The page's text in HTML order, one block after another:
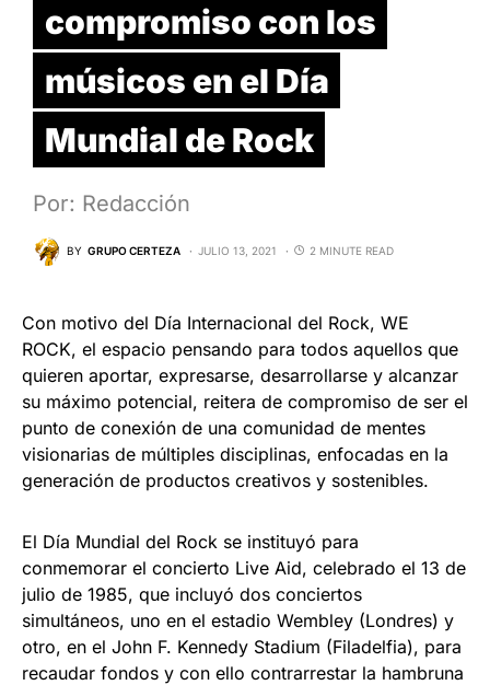
compromiso con los
músicos en el Día
Mundial de Rock
Por: Redacción
BY GRUPO CERTEZA JULIO 13, 2021 2 MINUTE READ
Con motivo del Día Internacional del Rock, WE
ROCK, el espacio pensando para todos aquellos que
quieren aportar, expresarse, desarrollarse y alcanzar
su máximo potencial, reitera de compromiso de ser el
punto de conexión de una comunidad de mentes
visionarias de múltiples disciplinas, enfocadas en la
generación de productos creativos y sostenibles.
El Día Mundial del Rock se instituyó para
conmemorar el concierto Live Aid, celebrado el 13 de
julio de 1985, que incluyó dos conciertos
simultáneos, uno en el estadio Wembley (Londres) y
otro, en el John F. Kennedy Stadium (Filadelfia), para
recaudar fondos y con ello contrarrestar la hambruna